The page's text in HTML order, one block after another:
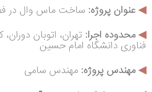
◀عنوان پروژه: ساخت ماس وال در
◀محدوده اجرا: تهران، اتوبان
فناوری دانشگاه امام حسین
◀مهندس پروژه: مهندس سامی